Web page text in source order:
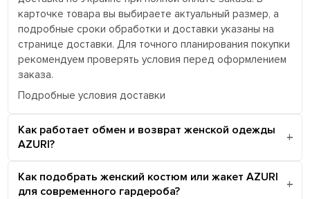
карточке товара вы выбираете актуальный размер, а
подробные сроки обработки и доставки указаны на
странице доставки. Для точного планирования покупки
рекомендуем проверять условия перед оформлением
заказа.
Подробные условия доставки
Как работает обмен и возврат женской одежды
AZURI?
Как подобрать женский костюм или жакет AZURI
для современного гардероба?